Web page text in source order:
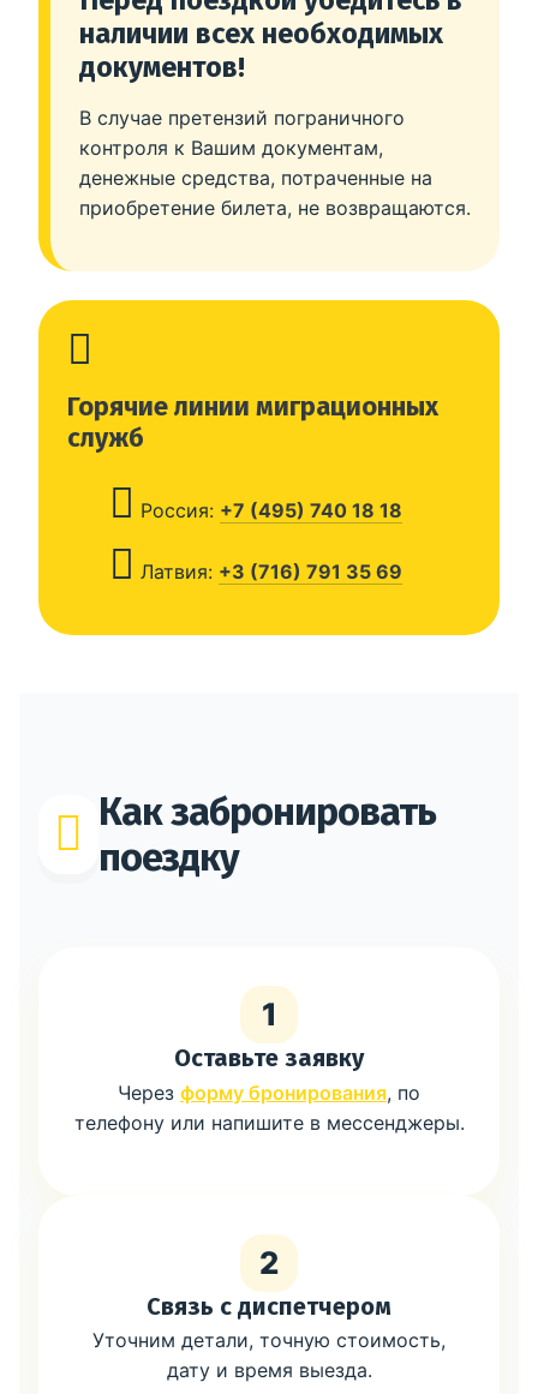
наличии всех необходимых
документов!
В случае претензий пограничного
контроля к Вашим документам,
денежные средства, потраченные на
приобретение билета, не возвращаются.
Горячие линии миграционных
служб
Россия: +7 (495) 740 18 18
Латвия: +3 (716) 791 35 69
Как забронировать
поездку
1
Оставьте заявку
Через форму бронирования, по
телефону или напишите в мессенджеры.
2
Связь с диспетчером
Уточним детали, точную стоимость,
дату и время выезда.